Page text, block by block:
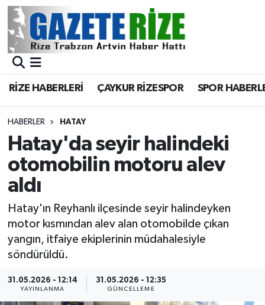
RİZE HABERLERİ ÇAYKUR RİZESPOR SPOR
HABERLER HATAY
Hatay'da seyir halindeki
otomobilin motoru alev
aldı
Hatay'ın Reyhanlı ilçesinde seyir halindeyken
motor kısmından alev alan otomobilde çıkan
yangın, itfaiye ekiplerinin müdahalesiyle
söndürüldü.
31.05.2026 - 12:14
YAYINLANMA
31.05.2026 - 12:35
GÜNCELLEME
BÖLGEMİZ
Asayiş
Rize Jandarma Komutanlığı
Bilim Teknoloji
Advertising news
Canlı Maç
ÇEVRE
Merkez Nöbetçi Eczaneler
Merkez Trafik Yoğunluk Haritası
Süper Lig Puan Durumu ve Fikstür
Tüm Manşetler
Haber Arşivi